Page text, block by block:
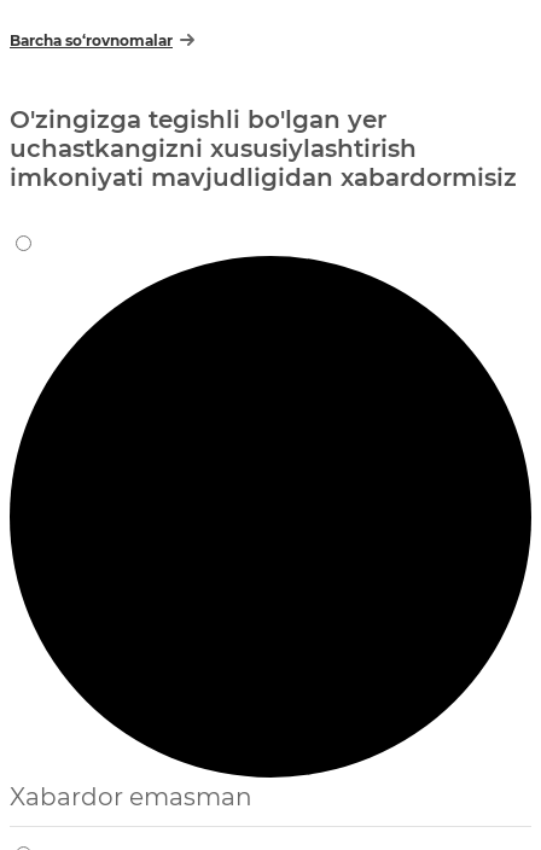
Barcha so‘rovnomalar
O'zingizga tegishli bo'lgan yer
uchastkangizni xususiylashtirish
imkoniyati mavjudligidan xabardormisiz
Xabardor emasman